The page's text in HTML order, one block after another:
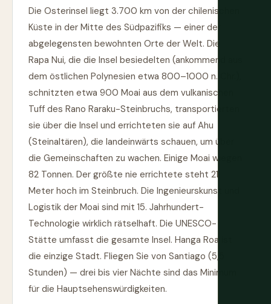
Die Osterinsel liegt 3.700 km von der chilenischen
Küste in der Mitte des Südpazifiks — einer der
abgelegensten bewohnten Orte der Welt. Die
Rapa Nui, die die Insel besiedelten (ankommend aus
dem östlichen Polynesien etwa 800–1000 n. Chr.),
schnitzten etwa 900 Moai aus dem vulkanischen
Tuff des Rano Raraku-Steinbruchs, transportierten
sie über die Insel und errichteten sie auf Ahu
(Steinaltären), die landeinwärts schauen, um über
die Gemeinschaften zu wachen. Einige Moai wiegen
82 Tonnen. Der größte nie errichtete steht 21
Meter hoch im Steinbruch. Die Ingenieurskunst und
Logistik der Moai sind mit 15. Jahrhundert-
Technologie wirklich rätselhaft. Die UNESCO-
Stätte umfasst die gesamte Insel. Hanga Roa ist
die einzige Stadt. Fliegen Sie von Santiago (5,5
Stunden) — drei bis vier Nächte sind das Minimum
für die Hauptsehenswürdigkeiten.